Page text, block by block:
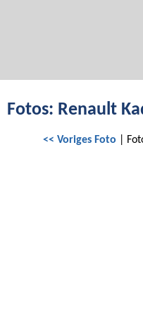
Fotos: Renault
<< Voriges Foto |